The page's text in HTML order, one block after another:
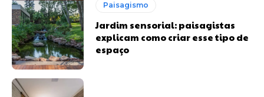
Paisagismo
Jardim sensorial: paisagistas
explicam como criar esse tipo de
espaço